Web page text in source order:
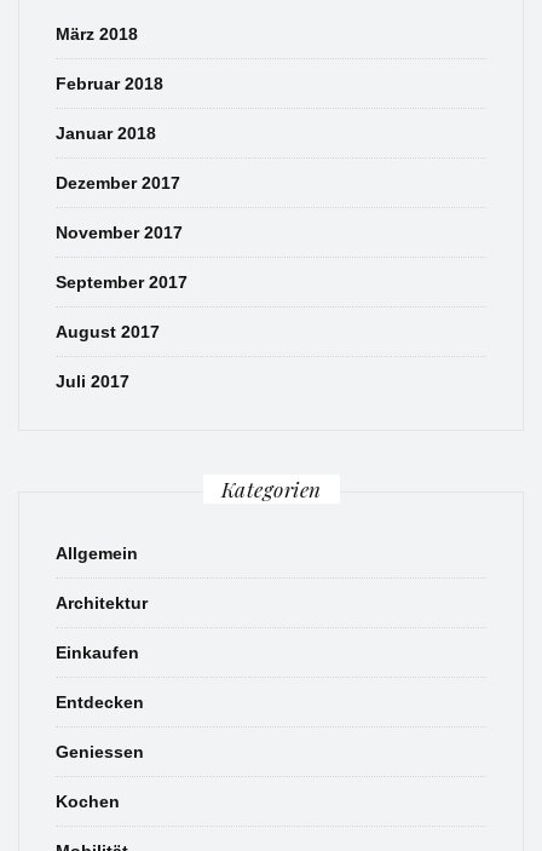
März 2018
Februar 2018
Januar 2018
Dezember 2017
November 2017
September 2017
August 2017
Juli 2017
Kategorien
Allgemein
Architektur
Einkaufen
Entdecken
Geniessen
Kochen